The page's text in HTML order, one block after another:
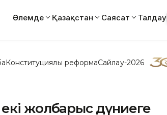
Әлемде Қазақстан Саясат Талдау
Конституциялық реформаСайлау-2026
жолбарыс дүниеге